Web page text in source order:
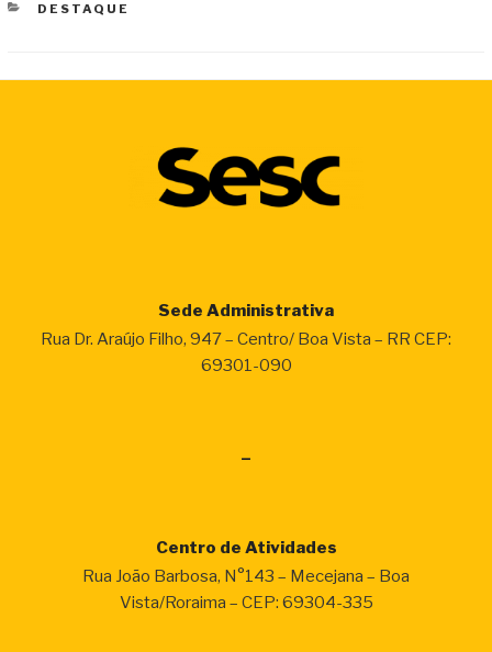
CATEGORIAS
DESTAQUE
Sede Administrativa
Rua Dr. Araújo Filho, 947 – Centro/ Boa Vista – RR CEP:
69301-090
–
Centro de Atividades
Rua João Barbosa, N°143 – Mecejana – Boa
Vista/Roraima – CEP: 69304-335